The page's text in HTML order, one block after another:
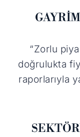
“Zorlu
doğrulukta
raporlarıyla